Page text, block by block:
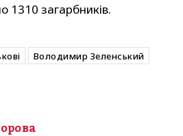
1310 загарбників.
Володимир Зеленський